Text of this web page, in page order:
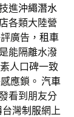
進沖繩潛水
各類大陸營
廣告， 租車
能隔離水潑
素人口碑一致
應鎖。 汽車
看到朋友分
台灣制服網上